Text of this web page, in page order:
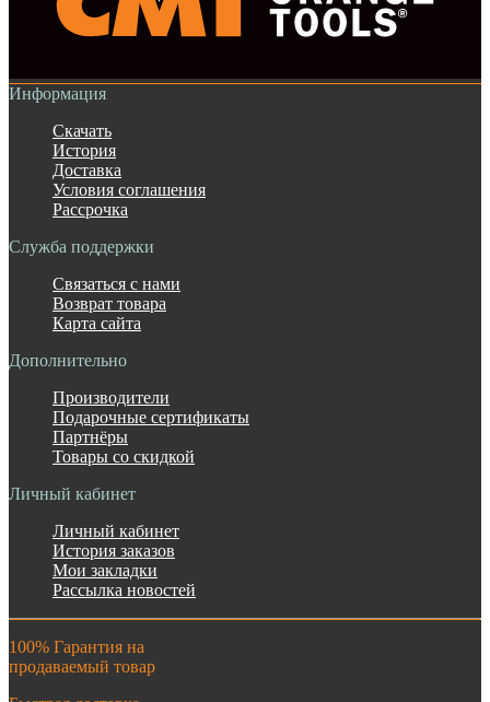
Информация
Скачать
История
Доставка
Условия соглашения
Рассрочка
Служба поддержки
Связаться с нами
Возврат товара
Карта сайта
Дополнительно
Производители
Подарочные сертификаты
Партнёры
Товары со скидкой
Личный кабинет
Личный кабинет
История заказов
Мои закладки
Рассылка новостей
100% Гарантия на
продаваемый товар